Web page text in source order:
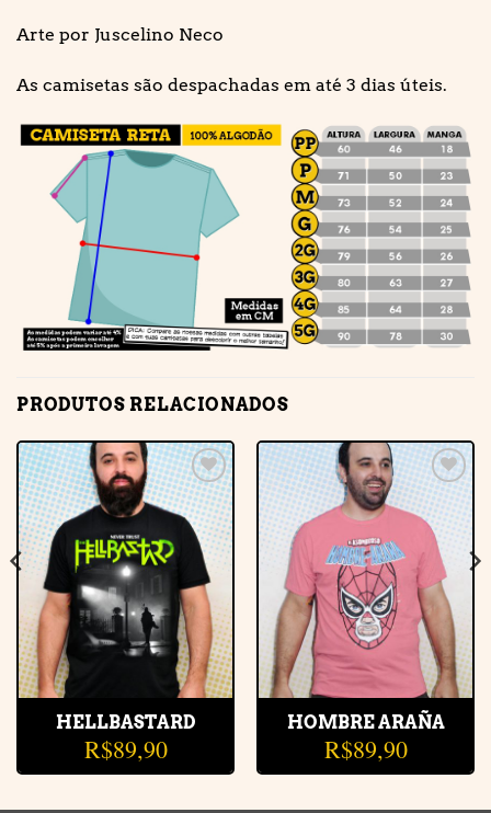
Arte por Juscelino Neco
As camisetas são despachadas em até 3 dias úteis.
PRODUTOS RELACIONADOS
Adicionar
à lista de
desejos
HELLBASTARD
R$89,90
Adicionar
à lista de
desejos
HOMBRE ARAÑA
R$89,90